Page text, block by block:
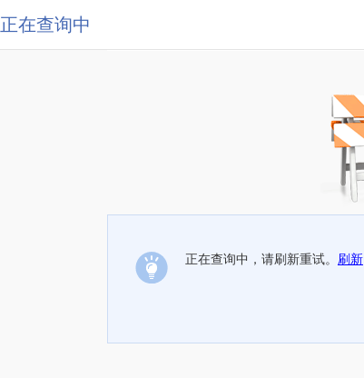
正在查询中
正在查询中，请刷新重试。 刷新